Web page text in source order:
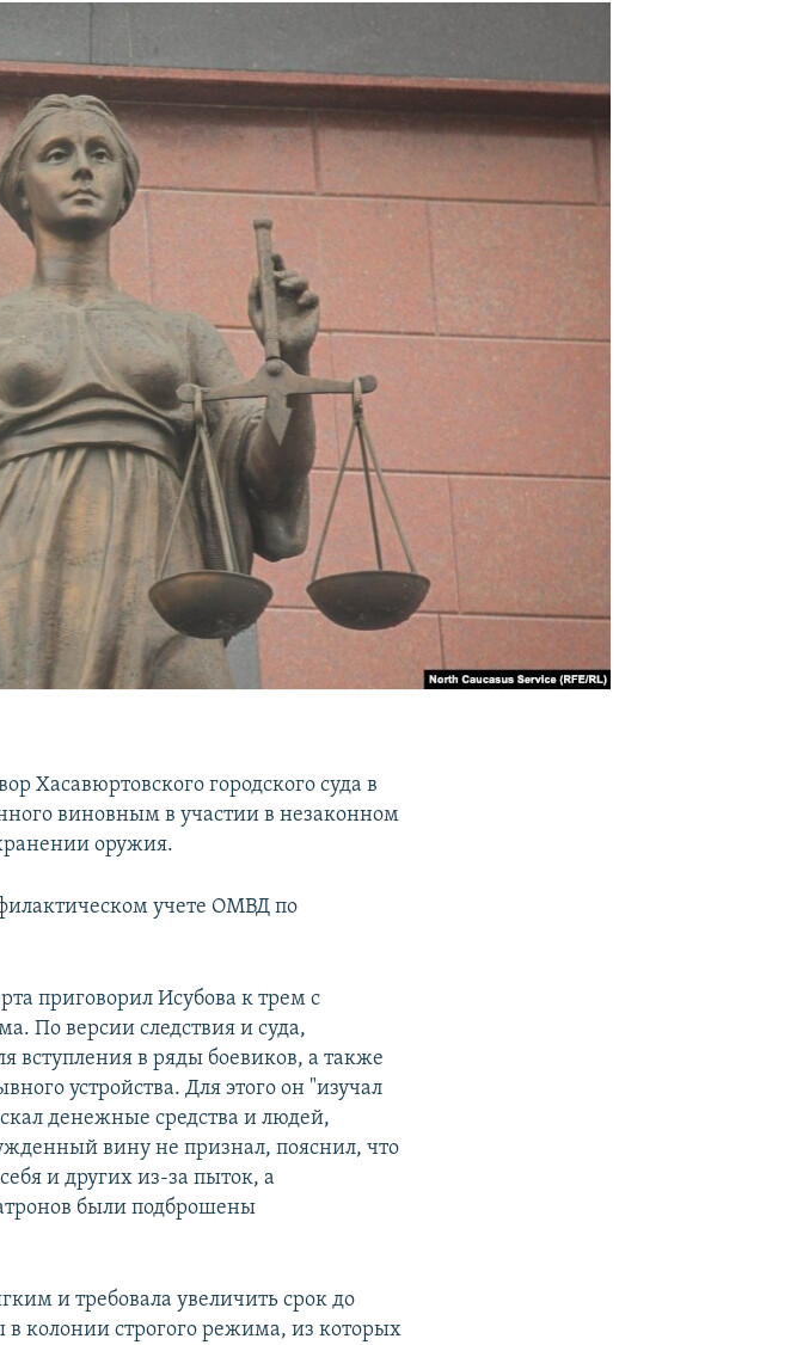
Хасавюртовского городского суда в
виновным в участии в незаконном
оружия.
учете ОМВД по
приговорил Исубова к трем с
По версии следствия и суда,
вступления в ряды боевиков, а также
устройства. Для этого он "изучал
денежные средства и людей,
вину не признал, пояснил, что
и других из-за пыток, а
были подброшены
и требовала увеличить срок до
колонии строгого режима, из которых